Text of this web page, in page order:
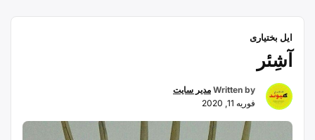
ایل بختیاری
آشِئر
Written by مدیر سایت
فوریه 11, 2020